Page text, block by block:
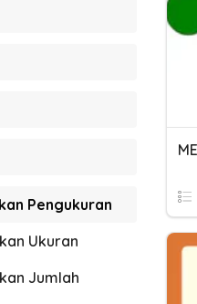
Pengukuran
Ukuran
Jumlah